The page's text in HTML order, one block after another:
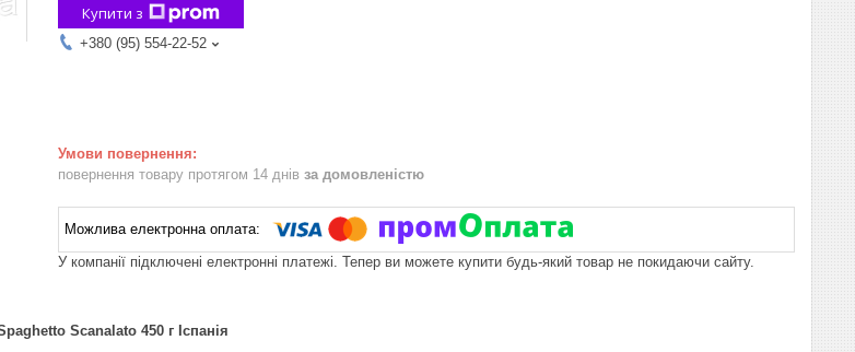
Купити з
+380 (95) 554-22-52
повернення товару протягом 14 днів за домовленістю
У компанії підключені електронні платежі. Тепер ви можете купити будь-який товар не покидаючи сайту.
Scanalato 450 г Іспанія